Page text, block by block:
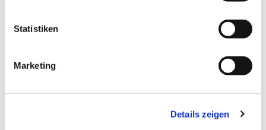
Statistiken
Marketing
Details zeigen